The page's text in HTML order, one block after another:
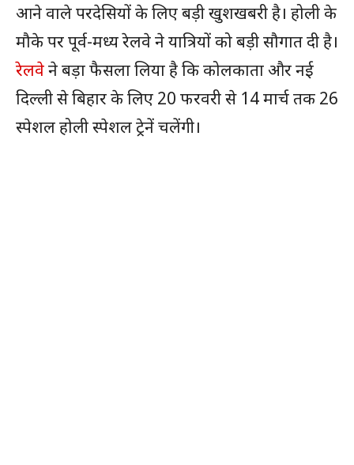
आने वाले परदेसियों के लिए बड़ी खुशखबरी है। होली के
मौके पर पूर्व-मध्य रेलवे ने यात्रियों को बड़ी सौगात दी है।
रेलवेने बड़ा फैसला लिया है कि कोलकाता और नई
दिल्ली से बिहार के लिए 20 फरवरी से 14 मार्च तक 26
स्पेशल होली स्पेशल ट्रेनें चलेंगी।